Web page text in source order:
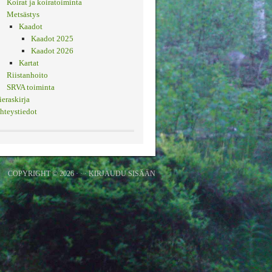
Koirat ja koiratoiminta
Metsästys
Kaadot
Kaadot 2025
Kaadot 2026
Kartat
Riistanhoito
SRVA toiminta
COPYRIGHT © 2026 · · ·KIRJAUDU SISÄÄN